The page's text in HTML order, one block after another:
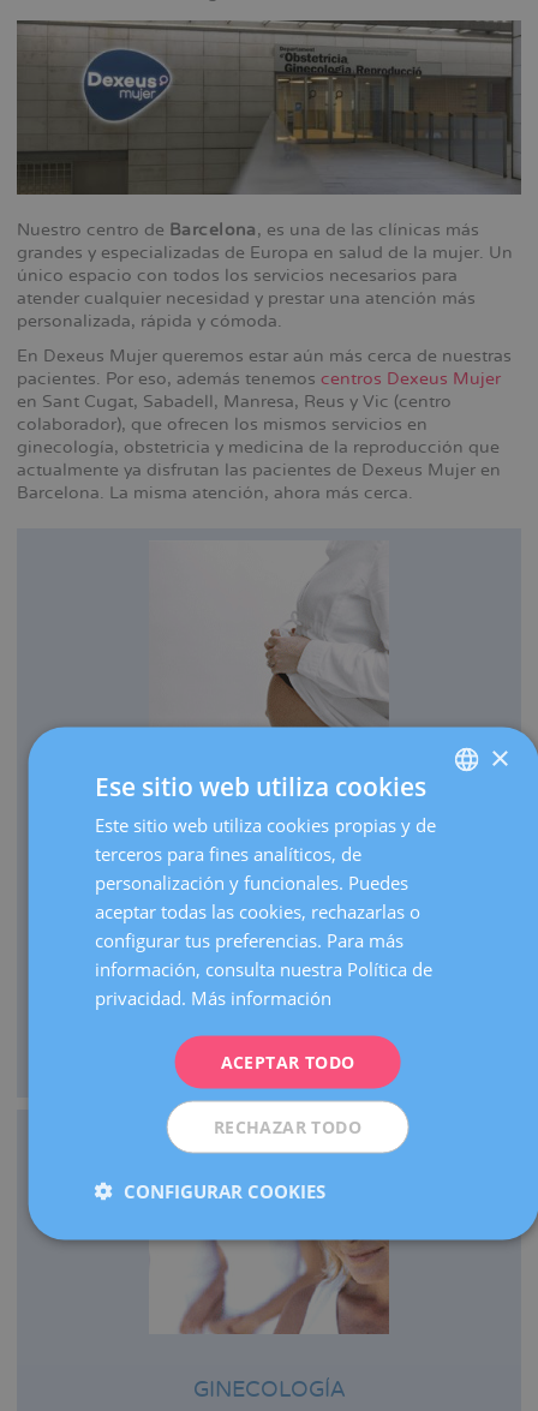
Nuestro centro de Barcelona, es una de las clínicas más
grandes y especializadas de Europa en salud de la mujer. Un
único espacio con todos los servicios necesarios para
atender cualquier necesidad y prestar una atención más
personalizada, rápida y cómoda.
En Dexeus Mujer queremos estar aún más cerca de nuestras
pacientes. Por eso, además tenemos centros Dexeus Mujer
en Sant Cugat, Sabadell, Manresa, Reus y Vic (centro
colaborador), que ofrecen los mismos servicios en
ginecología, obstetricia y medicina de la reproducción que
actualmente ya disfrutan las pacientes de Dexeus Mujer en
Barcelona. La misma atención, ahora más cerca.
Cada año traemos al mundo más de 3.000 bebés.
Realizamos más de 30.000 ecografías de embarazo al
Como centro de referencia, hacemos más de 3.000
visitas de embarazos de alto riesgo al año.
Contamos con una UCI Neonatal de nivel III que atiende
GINECOLOGÍA
SPANISH
×
Ese sitio web utiliza cookies
Este sitio web utiliza cookies propias y de
terceros para fines analíticos, de
personalización y funcionales. Puedes
aceptar todas las cookies, rechazarlas o
configurar tus preferencias. Para más
información, consulta nuestra Política de
privacidad. Más información
ACEPTAR TODO
RECHAZAR TODO
CONFIGURAR COOKIES